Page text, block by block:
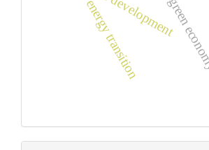
energy transition green economy